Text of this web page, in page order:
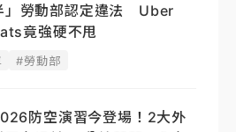
」勞動部認定違法 Uber
竟強硬不甩
#勞動部
防空演習今登場！2大外